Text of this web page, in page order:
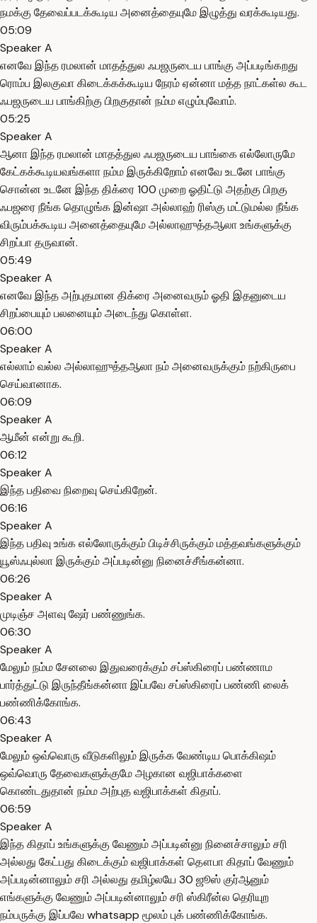
நமக்கு தேவைப்படக்கூடிய அனைத்தையுமே இழுத்து வரக்கூடியது.
05:09
Speaker A
எனவே இந்த ரமலான் மாதத்துல ஃபஜருடைய பாங்கு அப்படிங்கறது
ரொம்ப இலகுவா கிடைக்கக்கூடிய நேரம் ஏன்னா மத்த நாட்கள்ல கூட
ஃபஜருடைய பாங்கிற்கு பிறகுதான் நம்ம எழும்புவோம்.
05:25
Speaker A
ஆனா இந்த ரமலான் மாதத்துல ஃபஜருடைய பாங்கை எல்லோருமே
கேட்கக்கூடியவங்களா நம்ம இருக்கிறோம் எனவே உடனே பாங்கு
சொன்ன உடனே இந்த திக்ரை 100 முறை ஓதிட்டு அதற்கு பிறகு
ஃபஜரை நீங்க தொழுங்க இன்ஷா அல்லாஹ் ரிஸ்கு மட்டுமல்ல நீங்க
விரும்பக்கூடிய அனைத்தையுமே அல்லாஹுத்தஆலா உங்களுக்கு
சிறப்பா தருவான்.
05:49
Speaker A
எனவே இந்த அற்புதமான திக்ரை அனைவரும் ஓதி இதனுடைய
சிறப்பையும் பலனையும் அடைந்து கொள்ள.
06:00
Speaker A
எல்லாம் வல்ல அல்லாஹுத்தஆலா நம் அனைவருக்கும் நற்கிருபை
செய்வானாக.
06:09
Speaker A
ஆமீன் என்று கூறி.
06:12
Speaker A
இந்த பதிவை நிறைவு செய்கிறேன்.
06:16
Speaker A
இந்த பதிவு உங்க எல்லோருக்கும் பிடிச்சிருக்கும் மத்தவங்களுக்கும்
யூஸ்ஃபுல்லா இருக்கும் அப்படின்னு நினைச்சீங்கன்னா.
06:26
Speaker A
முடிஞ்ச அளவு ஷேர் பண்ணுங்க.
06:30
Speaker A
மேலும் நம்ம சேனலை இதுவரைக்கும் சப்ஸ்கிரைப் பண்ணாம
பார்த்துட்டு இருந்தீங்கன்னா இப்பவே சப்ஸ்கிரைப் பண்ணி லைக்
பண்ணிக்கோங்க.
06:43
Speaker A
மேலும் ஒவ்வொரு வீடுகளிலும் இருக்க வேண்டிய பொக்கிஷம்
ஒவ்வொரு தேவைகளுக்குமே அழகான வஜிபாக்களை
கொண்டதுதான் நம்ம அற்புத வஜிபாக்கள் கிதாப்.
06:59
Speaker A
இந்த கிதாப் உங்களுக்கு வேணும் அப்படின்னு நினைச்சாலும் சரி
அல்லது கேட்பது கிடைக்கும் வஜிபாக்கள் தௌபா கிதாப் வேணும்
அப்படின்னாலும் சரி அல்லது தமிழ்லயே 30 ஜூஸ் குர்ஆனும்
எங்களுக்கு வேணும் அப்படின்னாலும் சரி ஸ்கிரீன்ல தெரியுற
நம்பருக்கு இப்பவே whatsapp மூலம் புக் பண்ணிக்கோங்க.